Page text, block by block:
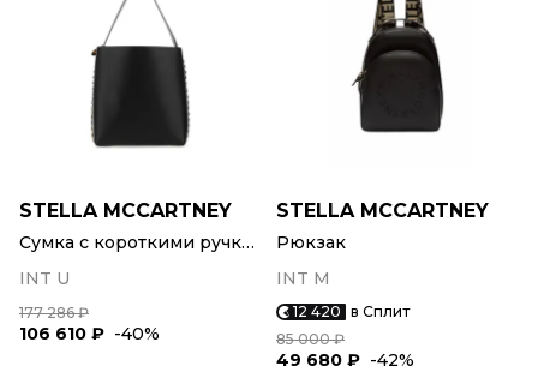
STELLA MCCARTNEY
Сумка с короткими ручками
INT U
177 286 ₽
106 610 ₽ -40%
STELLA MCCARTNEY
Рюкзак
INT M
12 420 в Сплит
85 000 ₽
49 680 ₽ -42%